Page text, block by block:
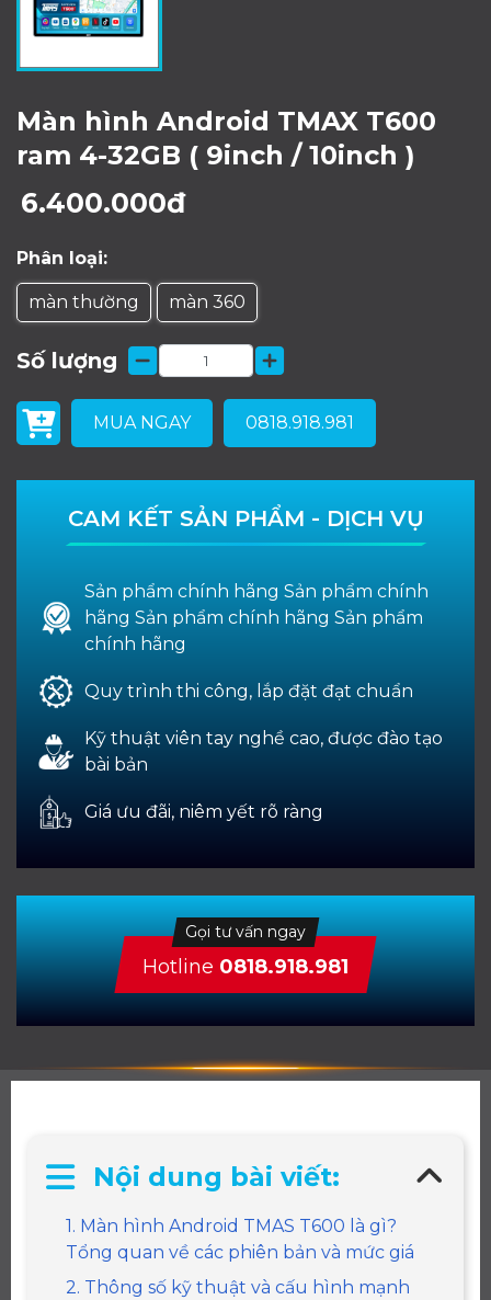
Màn hình Android TMAX T600
ram 4-32GB ( 9inch / 10inch )
6.400.000đ
Phân loại:
màn thường màn 360
Số lượng
MUA NGAY 0818.918.981
CAM KẾT SẢN PHẨM - DỊCH VỤ
Sản phẩm chính hãng Sản phẩm chính
hãng Sản phẩm chính hãng Sản phẩm
chính hãng
Quy trình thi công, lắp đặt đạt chuẩn
Kỹ thuật viên tay nghề cao, được đào tạo
bài bản
Giá ưu đãi, niêm yết rõ ràng
Gọi tư vấn ngay
Hotline 0818.918.981
Nội dung bài viết:
1. Màn hình Android TMAS T600 là gì?
Tổng quan về các phiên bản và mức giá
2. Thông số kỹ thuật và cấu hình mạnh